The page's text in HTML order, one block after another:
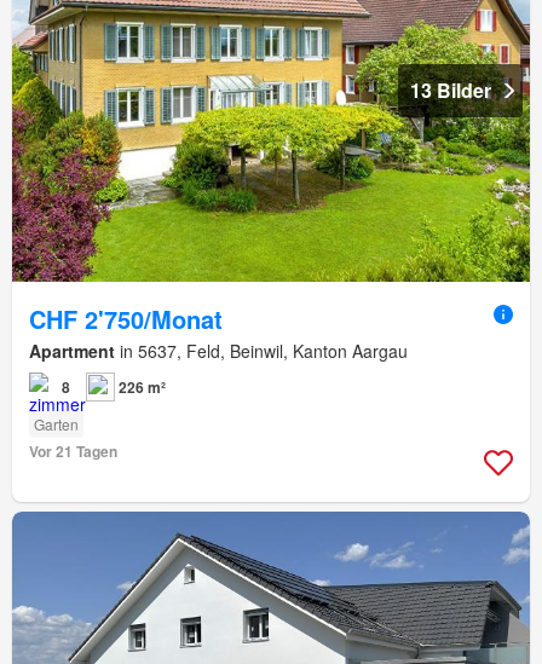
13 Bilder
CHF 2'750/Monat
Apartment in 5637, Feld, Beinwil, Kanton Aargau
8 226 m²
Garten
Vor 21 Tagen